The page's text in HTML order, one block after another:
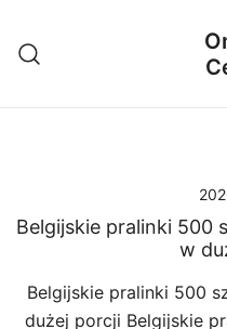
treści
Belgijskie pralinki 500
w
Belgijskie pralinki 500
dużej porcji Belgijskie